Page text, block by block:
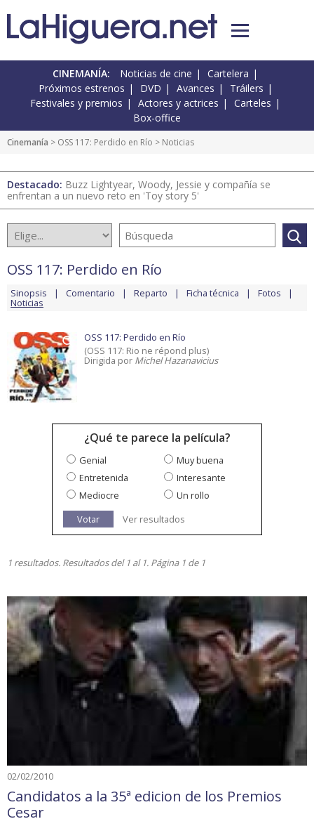
CINEMANÍA: Noticias de cine
Cartelera
Próximos estrenos
DVD Avances
Tráilers
Festivales y premios
Actores y actrices
Carteles
Box-office
Cinemanía > OSS 117: Perdido en Río > Noticias
Destacado: Buzz Lightyear, Woody, Jessie y compañía se
enfrentan a un nuevo reto en 'Toy story 5'
OSS 117: Perdido en Río
Sinopsis Comentario Reparto Ficha técnica Fotos
Noticias
OSS 117: Perdido en Río
(OSS 117: Rio ne répond plus)
Dirigida por Michel Hazanavicius
¿Qué te parece la película?
Genial
Muy buena
Entretenida
Interesante
Mediocre
Un rollo
Votar
Ver resultados
1 resultados. Resultados del 1 al 1. Página 1 de 1
02/02/2010
Candidatos a la 35ª edicion de los Premios
Cesar